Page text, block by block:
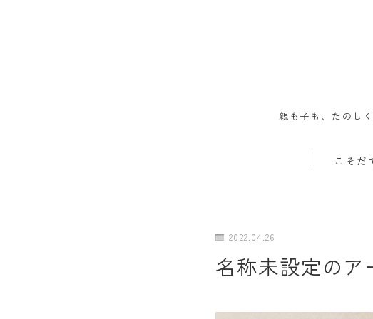
親も子も、たのし
こそだ
2022.04.26
名称未設定のア